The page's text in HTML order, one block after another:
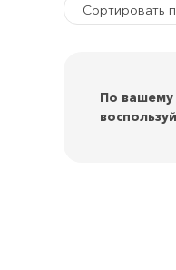
Сортировать
По вашему